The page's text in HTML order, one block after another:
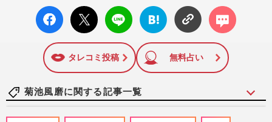
facebo
ok い
X ポス
ト
LINE
はてな
ブック
に追加
コメン
ト
タレコミ投稿 無料占い
菊池風磨に関する記事一覧